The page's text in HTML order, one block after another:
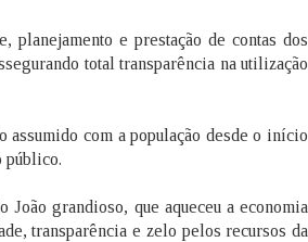
e prestação de contas dos
total transparência na utilização
com a população desde o início
público.
grandioso, que aqueceu a economia
transparência e zelo pelos recursos da